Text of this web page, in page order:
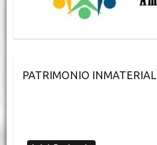
PATRIMONIO